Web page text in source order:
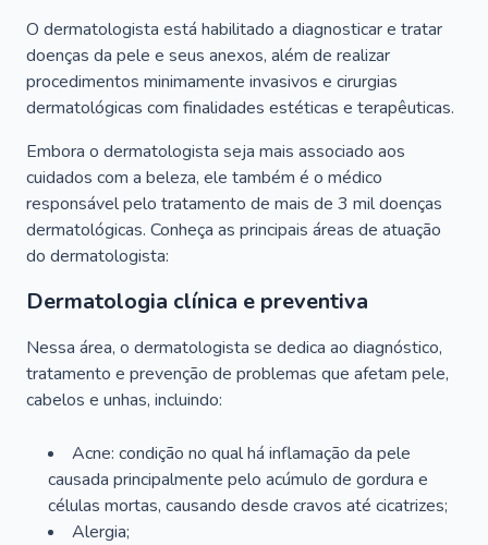
O dermatologista está habilitado a diagnosticar e tratar
doenças da pele e seus anexos, além de realizar
procedimentos minimamente invasivos e cirurgias
dermatológicas com finalidades estéticas e terapêuticas.
Embora o dermatologista seja mais associado aos
cuidados com a beleza, ele também é o médico
responsável pelo tratamento de mais de 3 mil doenças
dermatológicas. Conheça as principais áreas de atuação
do dermatologista:
Dermatologia clínica e preventiva
Nessa área, o dermatologista se dedica ao diagnóstico,
tratamento e prevenção de problemas que afetam pele,
cabelos e unhas, incluindo:
Acne: condição no qual há inflamação da pele
causada principalmente pelo acúmulo de gordura e
células mortas, causando desde cravos até cicatrizes;
Alergia;